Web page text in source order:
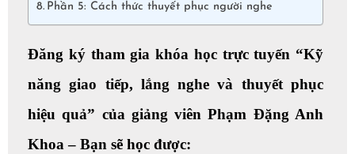
Phần 5: Cách thức thuyết phục người nghe
Đăng ký tham gia khóa học trực tuyến “Kỹ
năng giao tiếp, lắng nghe và thuyết phục
hiệu quả” của giảng viên Phạm Đặng Anh
Khoa – Bạn sẽ học được: